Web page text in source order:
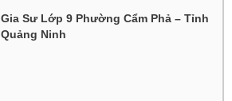
Gia Sư Lớp 9 Phường Cẩm Phả – Tỉnh
Quảng Ninh